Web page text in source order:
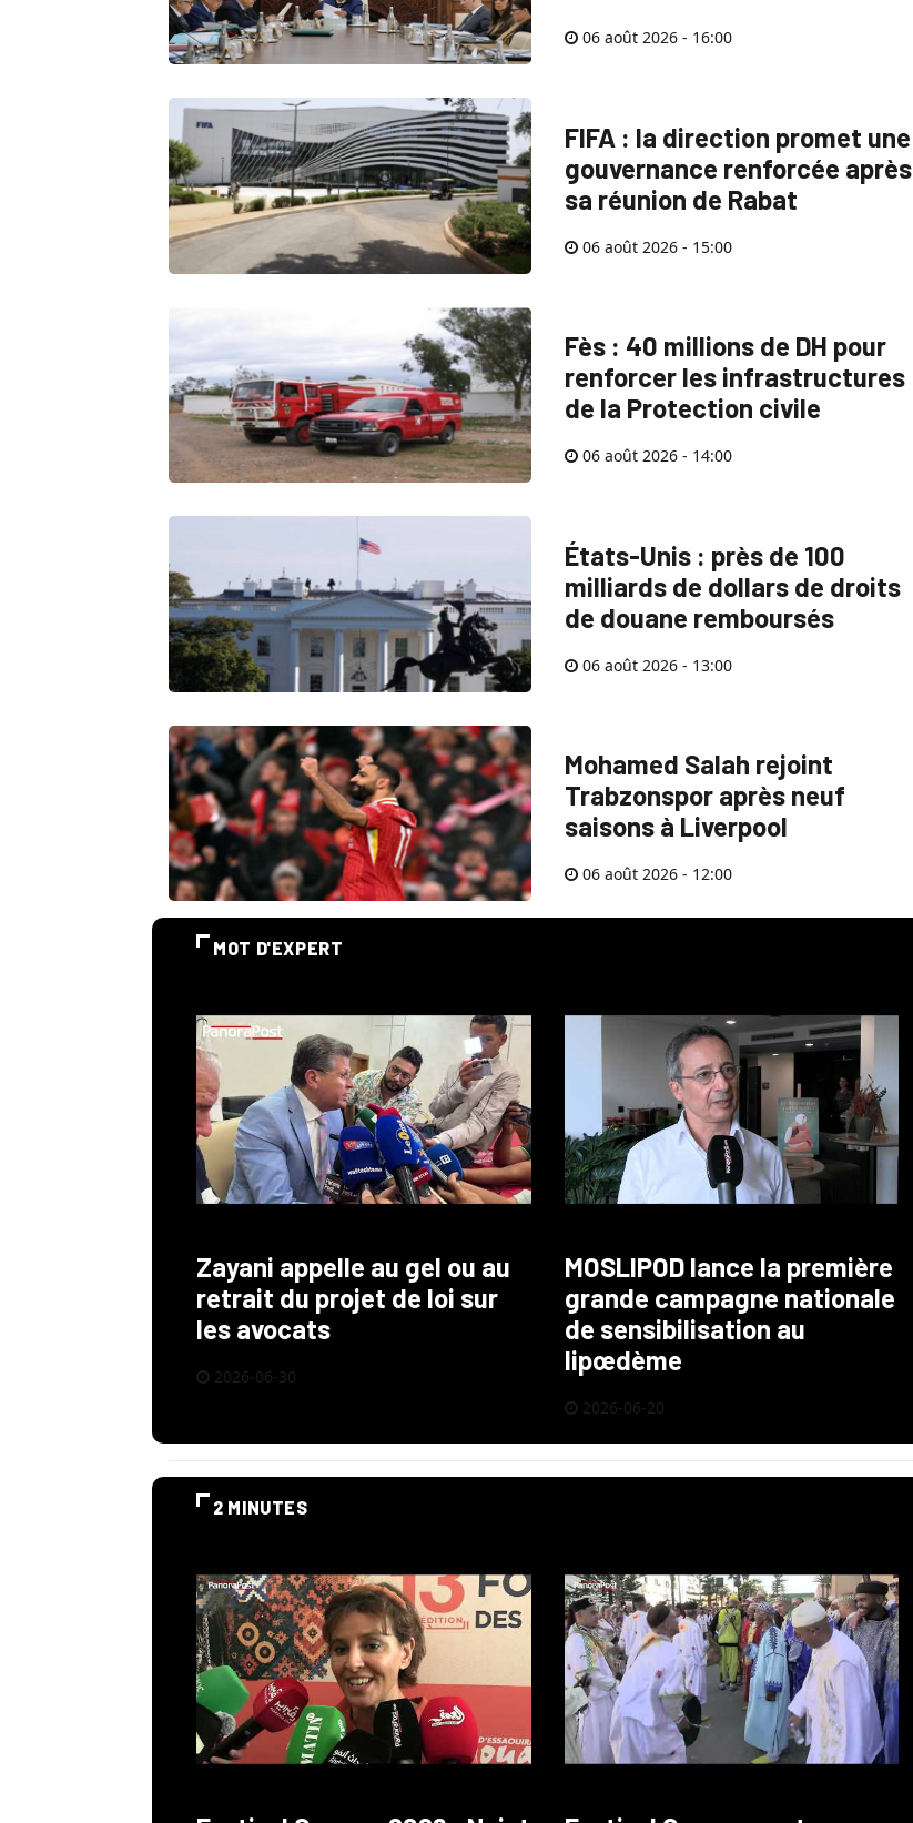
06 août 2026 - 16:00
FIFA : la direction promet une
gouvernance renforcée après
sa réunion de Rabat
06 août 2026 - 15:00
Fès : 40 millions de DH pour
renforcer les infrastructures
de la Protection civile
06 août 2026 - 14:00
États-Unis : près de 100
milliards de dollars de droits
de douane remboursés
06 août 2026 - 13:00
Mohamed Salah rejoint
Trabzonspor après neuf
saisons à Liverpool
06 août 2026 - 12:00
MOT D'EXPERT
Zayani appelle au gel ou au
retrait du projet de loi sur
les avocats
2026-06-30
MOSLIPOD lance la première
grande campagne nationale
de sensibilisation au
lipœdème
2026-06-20
2 MINUTES